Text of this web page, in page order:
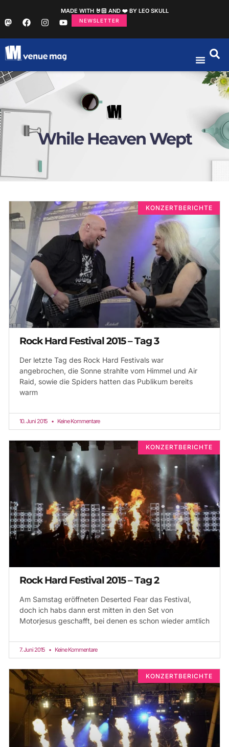
MADE WITH 🤘🏻 AND ❤️ BY LEO SKULL
NEWSLETTER
While Heaven Wept
KONZERTBERICHTE
Rock Hard Festival 2015 – Tag 3
Der letzte Tag des Rock Hard Festivals war
angebrochen, die Sonne strahlte vom Himmel und Air
Raid, sowie die Spiders hatten das Publikum bereits
warm
10. Juni 2015 Keine Kommentare
KONZERTBERICHTE
Rock Hard Festival 2015 – Tag 2
Am Samstag eröffneten Deserted Fear das Festival,
doch ich habs dann erst mitten in den Set von
Motorjesus geschafft, bei denen es schon wieder amtlich
7. Juni 2015 Keine Kommentare
KONZERTBERICHTE